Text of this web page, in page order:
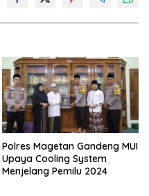
Polres Magetan Gandeng MUI
Upaya Cooling System
Menjelang Pemilu 2024